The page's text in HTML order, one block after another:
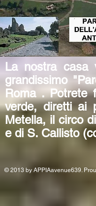
La nostra casa
grandissimo
Roma . Potrete
verde, diretti ai
Metella, il circo
e di S. Callisto
© 2013 by APPIAavenue639.